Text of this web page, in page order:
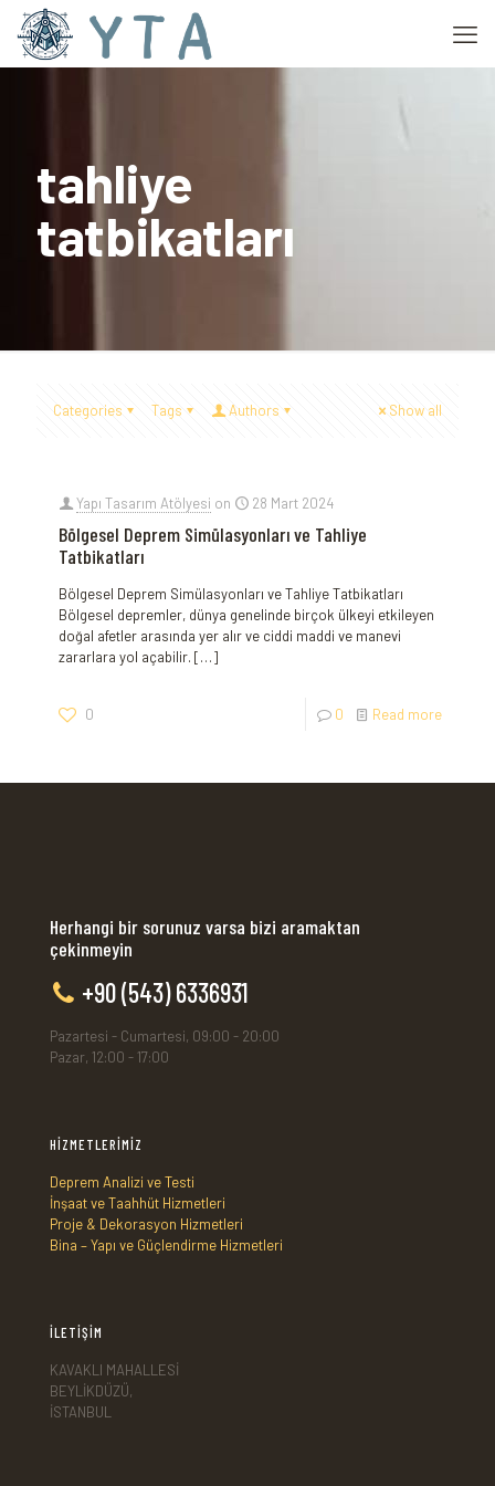
tahliye
tatbikatları
Categories Tags Authors Show all
Yapı Tasarım Atölyesi on 28 Mart 2024
Bölgesel Deprem Simülasyonları ve Tahliye
Tatbikatları
Bölgesel Deprem Simülasyonları ve Tahliye Tatbikatları
Bölgesel depremler, dünya genelinde birçok ülkeyi etkileyen
doğal afetler arasında yer alır ve ciddi maddi ve manevi
zararlara yol açabilir. […]
0 0 Read more
Herhangi bir sorunuz varsa bizi aramaktan
çekinmeyin
+90 (543) 6336931
Pazartesi - Cumartesi, 09:00 - 20:00
Pazar, 12:00 - 17:00
HİZMETLERİMİZ
Deprem Analizi ve Testi
İnşaat ve Taahhüt Hizmetleri
Proje & Dekorasyon Hizmetleri
Bina – Yapı ve Güçlendirme Hizmetleri
İLETİŞİM
KAVAKLI MAHALLESİ
BEYLİKDÜZÜ,
İSTANBUL